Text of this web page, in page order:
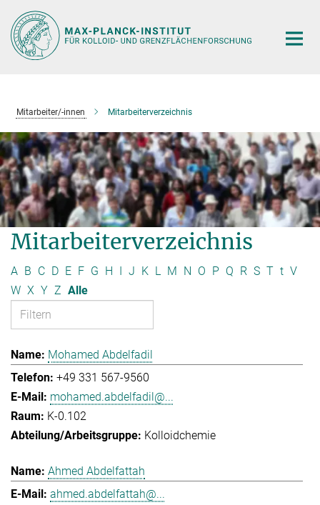
Hauptinhalt
Mitarbeiter/-innen Mitarbeiterverzeichnis
Mitarbeiterverzeichnis
A B C D E F G H I J K L M N O P Q R S T t V
W X Y Z Alle
Mohamed Abdelfadil
+49 331 567-9560
mohamed.abdelfadil@...
K-0.102
Kolloidchemie
Ahmed Abdelfattah
ahmed.abdelfattah@...